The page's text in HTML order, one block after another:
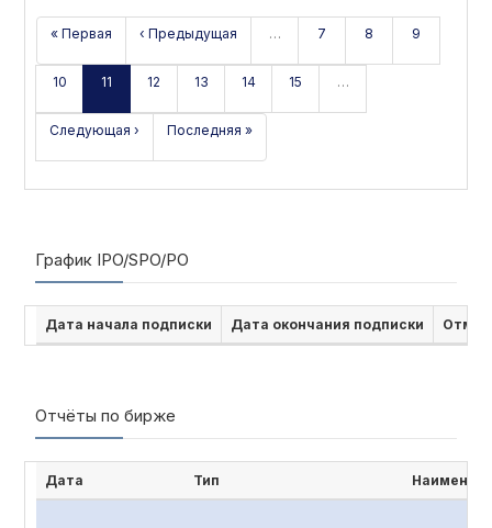
« Первая ‹ Предыдущая … 7 8 9
10 11 12 13 14 15 …
Следующая › Последняя »
График IPO/SPO/PO
Дата начала подписки Дата окончания подписки
Отчёты по бирже
Дата Тип